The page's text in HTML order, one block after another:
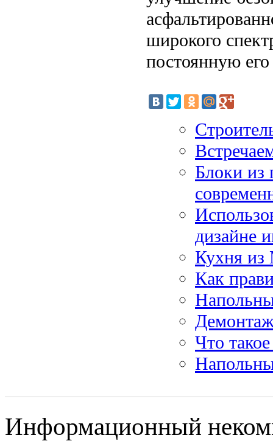
широкого
постоянную
Блоки из
дизайне
Кухня
Как
Что
Информационный